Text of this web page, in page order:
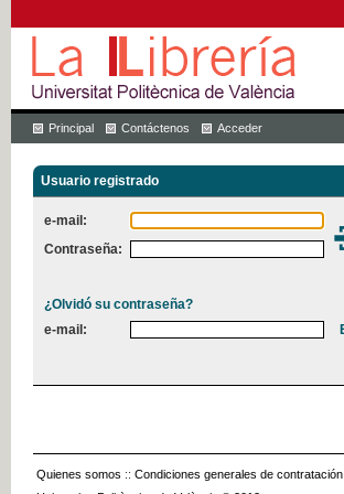
Principal Contáctenos Acceder
Usuario registrado
e-mail:
Contraseña:
¿Olvidó su contraseña?
e-mail:
Quienes somos :: Condiciones generales de contratación